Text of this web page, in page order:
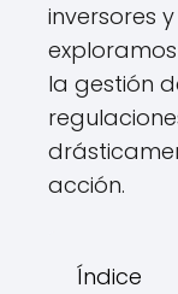
inversores
la gestión
acción.
Índice